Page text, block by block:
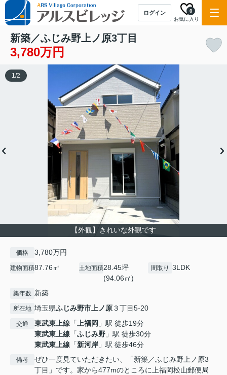
ログイン
お気に入り
0
新築／ふじみ野上ノ原3丁目
3,780万円
【外観】きれいな外観です
1/2
価格 3,780万円
建物面積87.76㎡ 土地面積28.45坪
(94.06㎡)
間取り 3LDK
築年数 新築
所在地 埼玉県ふじみ野市上ノ原３丁目5-20
交通 東武東上線 「上福岡 」駅 徒歩19分
東武東上線 「ふじみ野 」駅 徒歩30分
東武東上線 「新河岸 」駅 徒歩46分
備考
ぜひ一度見ていただきたい、「新築／ふじみ野上ノ原3
丁目」です。家から477mのところに上福岡松山郵便局